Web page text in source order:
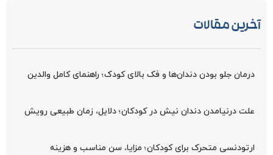
آخرین مقالات
درمان جلو بودن دندان‌ها و فک بالای کودک؛ راهنمای کامل والدین
علت درنیامدن دندان نیش در کودکان؛ دلایل، زمان طبیعی رویش
ارتودنسی متحرک برای کودکان؛ مزایا، سن مناسب و هزینه